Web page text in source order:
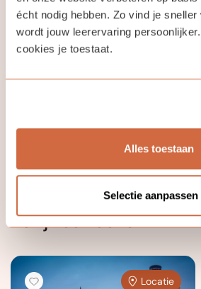
écht nodig hebben. Zo vind je
wordt jouw leerervaring
cookies je toestaat.
Alles toestaan
Selectie aanpassen
Jouw docent
Lili Lin
Ik krijg een kick van ogenschijnlijk
Bekijk ook eens
Locatie